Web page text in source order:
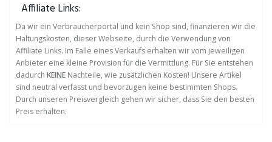
Affiliate Links:
Da wir ein Verbraucherportal und kein Shop sind, finanzieren wir die
Haltungskosten, dieser Webseite, durch die Verwendung von
Affiliate Links. Im Falle eines Verkaufs erhalten wir vom jeweiligen
Anbieter eine kleine Provision für die Vermittlung. Für Sie entstehen
dadurch KEINE Nachteile, wie zusätzlichen Kosten! Unsere Artikel
sind neutral verfasst und bevorzugen keine bestimmten Shops.
Durch unseren Preisvergleich gehen wir sicher, dass Sie den besten
Preis erhalten.